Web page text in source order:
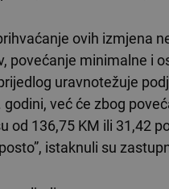
ovih izmjena
povećanje minimalne i
uravnotežuje
već će zbog
od 136,75 KM ili 31,42
istaknuli su